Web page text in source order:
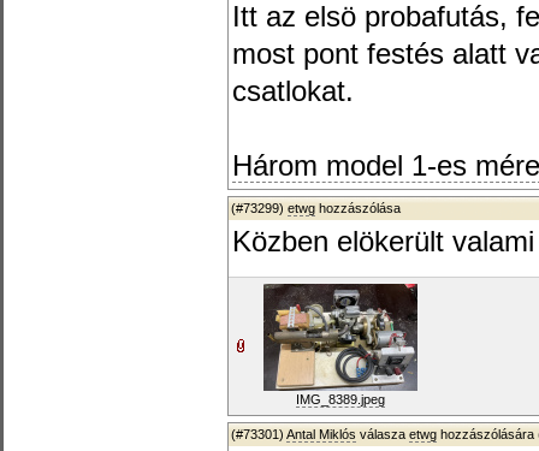
Itt az elsö probafutás,
most pont festés alatt
csatlokat.
Három model 1-es
(#73299) etwg hozzászólása
Közben elökerült
IMG_8389.jpeg
(#73301) Antal Miklós válasza etwg hozzászólására